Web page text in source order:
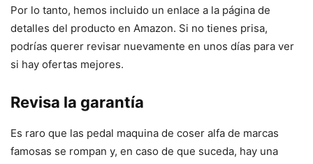
Por lo tanto, hemos incluido un enlace a la página de
detalles del producto en Amazon. Si no tienes prisa,
podrías querer revisar nuevamente en unos días para ver
si hay ofertas mejores.
Revisa la garantía
Es raro que las pedal maquina de coser alfa de marcas
famosas se rompan y, en caso de que suceda, hay una